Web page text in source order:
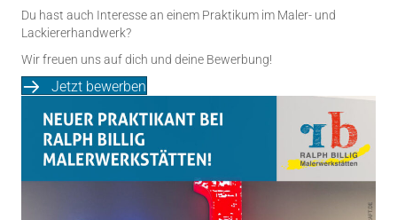
Du hast auch Interesse an einem Praktikum im Maler- und
Lackiererhandwerk?
Wir freuen uns auf dich und deine Bewerbung!
Jetzt bewerben